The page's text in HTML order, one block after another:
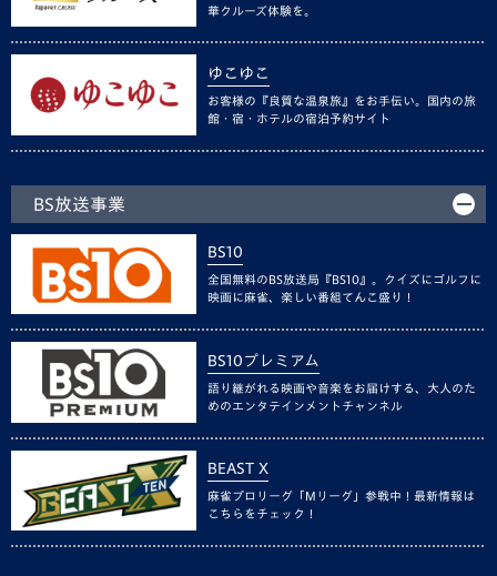
華クルーズ体験を。
ゆこゆこ
お客様の『良質な温泉旅』をお手伝い。国内の旅
館・宿・ホテルの宿泊予約サイト
BS放送事業
BS10
全国無料のBS放送局『BS10』。クイズにゴルフに
映画に麻雀、楽しい番組てんこ盛り！
BS10プレミアム
語り継がれる映画や音楽をお届けする、大人のた
めのエンタテインメントチャンネル
BEAST X
麻雀プロリーグ「Mリーグ」参戦中！最新情報は
こちらをチェック！